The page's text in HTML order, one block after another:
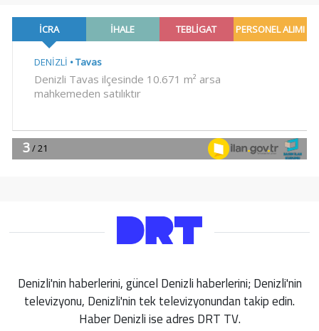
Denizli'nin haberlerini, güncel Denizli haberlerini; Denizli'nin
televizyonu, Denizli'nin tek televizyonundan takip edin.
Haber Denizli ise adres DRT TV.